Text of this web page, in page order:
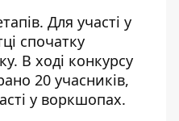
Для участі у
спочатку
В ході конкурсу
20 учасників,
у воркшопах.